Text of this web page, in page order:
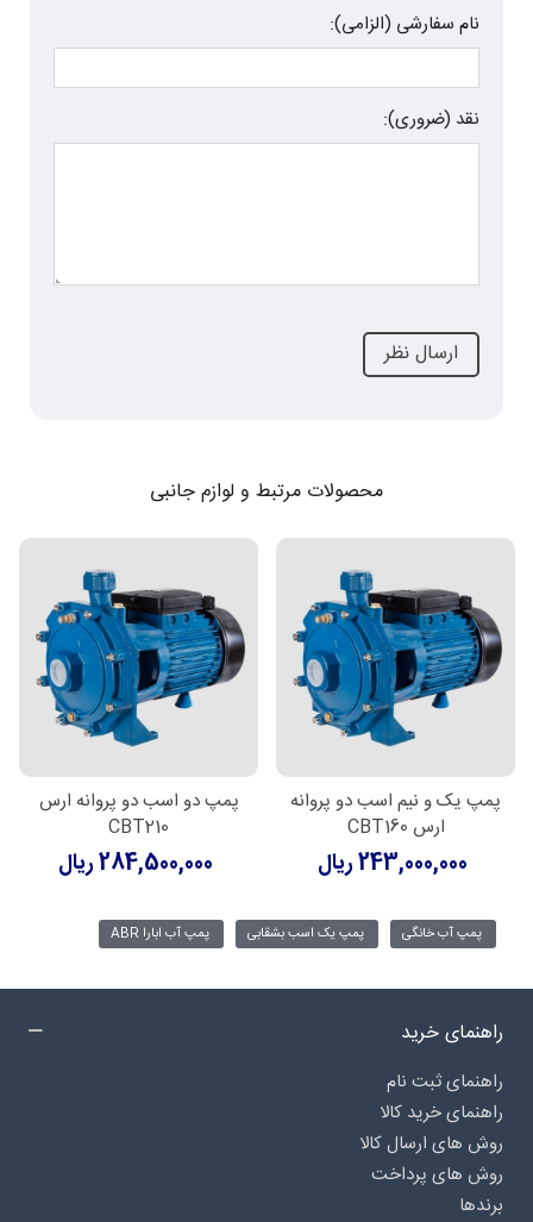
نام سفارشی (الزامی):
نقد (ضروری):
محصولات مرتبط و لوازم جانبی
پمپ یک و نیم اسب دو پروانه
ارس CBT160
243,000,000 ریال
پمپ دو اسب دو پروانه ارس
CBT210
284,500,000 ریال
پمپ آب خانگی پمپ یک اسب بشقابی پمپ آب ابارا ABR
راهنمای خرید
راهنمای ثبت نام
راهنمای خرید کالا
روش های ارسال کالا
روش های پرداخت
برندها